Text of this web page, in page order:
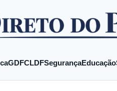
GDFCLDFSegurançaEducação